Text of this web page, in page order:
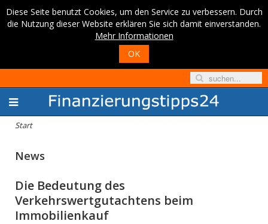
Diese Seite benutzt Cookies, um den Service zu verbessern. Durch
die Nutzung dieser Website erklären Sie sich damit einverstanden.
Mehr Informationen
OK
Start
News
Die Bedeutung des
Verkehrswertgutachtens beim
Immobilienkauf